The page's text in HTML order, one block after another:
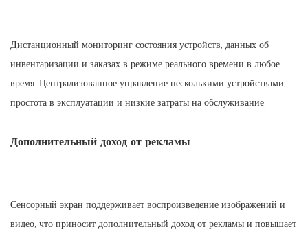
Дистанционный мониторинг состояния устройств, данных об
инвентаризации и заказах в режиме реального времени в любое
время. Централизованное управление несколькими устройствами,
простота в эксплуатации и низкие затраты на обслуживание.
Дополнительный доход от рекламы
Сенсорный экран поддерживает воспроизведение изображений и
видео, что приносит дополнительный доход от рекламы и повышает